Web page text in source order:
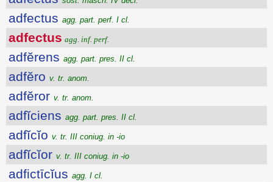
adfectus agg. part. perf. I cl.
adfectus agg. inf. perf.
adfĕrens agg. part. pres. II cl.
adfĕro v. tr. anom.
adfĕror v. tr. anom.
adfĭciens agg. part. pres. II cl.
adfĭcĭo v. tr. III coniug. in -io
adfĭcĭor v. tr. III coniug. in -io
adfictīcĭus agg. I cl.